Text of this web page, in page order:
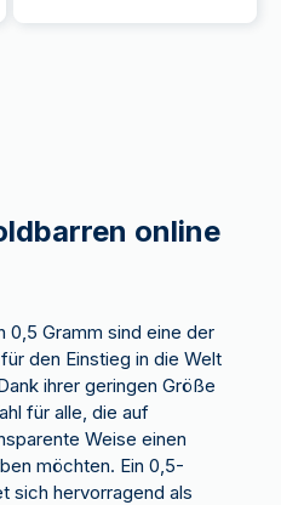
online
0,5 Gramm sind eine der
den Einstieg in die Welt
ihrer geringen Größe
für alle, die auf
Weise einen
möchten. Ein 0,5-
sich hervorragend als